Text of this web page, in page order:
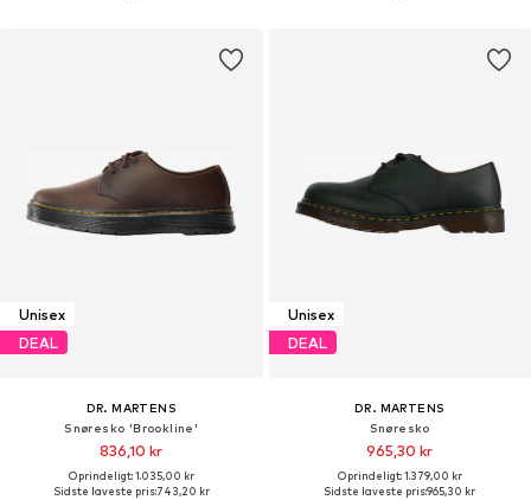
Unisex
DEAL
DR. MARTENS
Snøresko 'Brookline'
836,10 kr
Oprindeligt: 1.035,00 kr
Sidste laveste pris:743,20 kr
Unisex
DEAL
DR. MARTENS
Snøresko
965,30 kr
Oprindeligt: 1.379,00 kr
Sidste laveste pris:965,30 kr